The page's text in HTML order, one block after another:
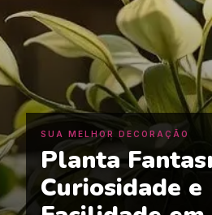
SUA MELHOR DECORAÇÃO
Planta
Curiosidade e